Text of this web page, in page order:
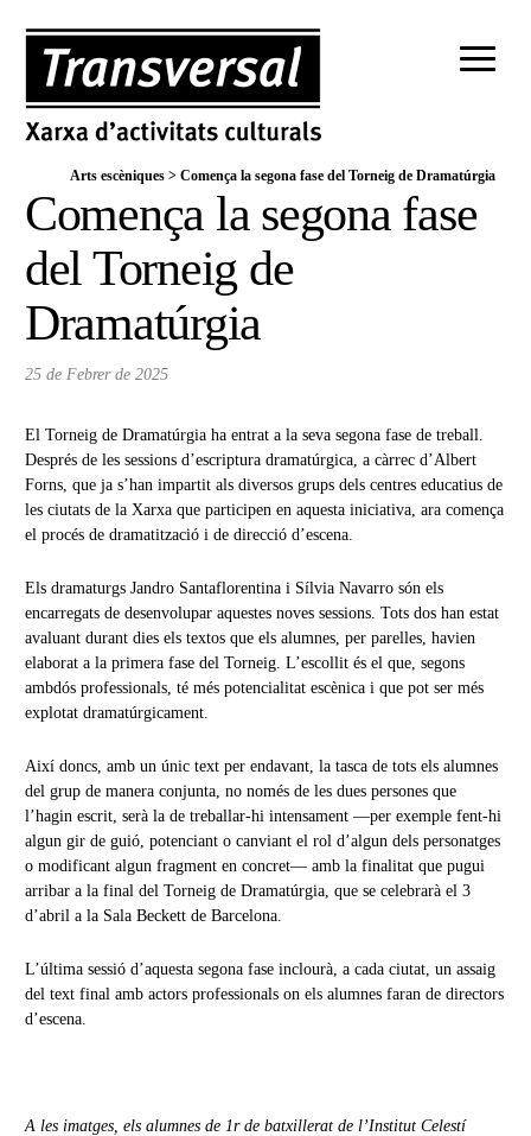
Arts escèniques > Comença la segona fase del Torneig de Dramatúrgia
Comença la segona fase
del Torneig de
Dramatúrgia
25 de Febrer de 2025
El Torneig de Dramatúrgia ha entrat a la seva segona fase de treball.
Després de les sessions d’escriptura dramatúrgica, a càrrec d’Albert
Forns, que ja s’han impartit als diversos grups dels centres educatius de
les ciutats de la Xarxa que participen en aquesta iniciativa, ara comença
el procés de dramatització i de direcció d’escena.
Els dramaturgs Jandro Santaflorentina i Sílvia Navarro són els
encarregats de desenvolupar aquestes noves sessions. Tots dos han estat
avaluant durant dies els textos que els alumnes, per parelles, havien
elaborat a la primera fase del Torneig. L’escollit és el que, segons
ambdós professionals, té més potencialitat escènica i que pot ser més
explotat dramatúrgicament.
Així doncs, amb un únic text per endavant, la tasca de tots els alumnes
del grup de manera conjunta, no només de les dues persones que
l’hagin escrit, serà la de treballar-hi intensament —per exemple fent-hi
algun gir de guió, potenciant o canviant el rol d’algun dels personatges
o modificant algun fragment en concret— amb la finalitat que pugui
arribar a la final del Torneig de Dramatúrgia, que se celebrarà el 3
d’abril a la Sala Beckett de Barcelona.
L’última sessió d’aquesta segona fase inclourà, a cada ciutat, un assaig
del text final amb actors professionals on els alumnes faran de directors
d’escena.
A les imatges, els alumnes de 1r de batxillerat de l’Institut Celestí